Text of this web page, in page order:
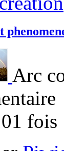
Arc
fois